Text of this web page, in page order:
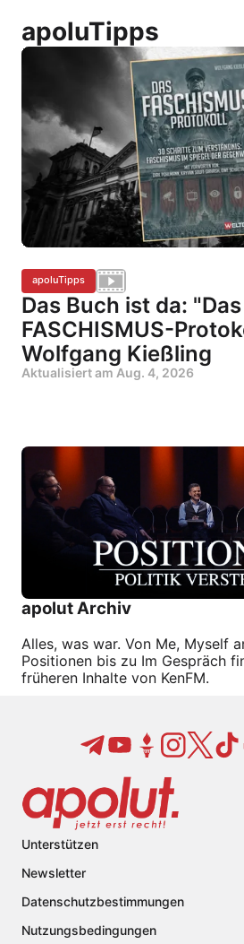
apoluTipps
apoluTipps
Das Buch ist da: "Das
FASCHISMUS-
Wolfgang Kießling
Aktualisiert am Aug. 4, 2026
apolut Archiv
Alles, was war. Von Me, Myself
Positionen bis zu Im Gespräch
früheren Inhalte von KenFM.
Unterstützen
Newsletter
Datenschutzbestimmungen
Nutzungsbedingungen